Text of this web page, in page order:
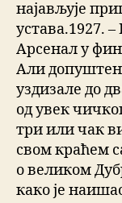
најављује
устава.1927.
Арсенал у
Али
уздизале до
од увек
три или чак
свом краћем
о великом
како је